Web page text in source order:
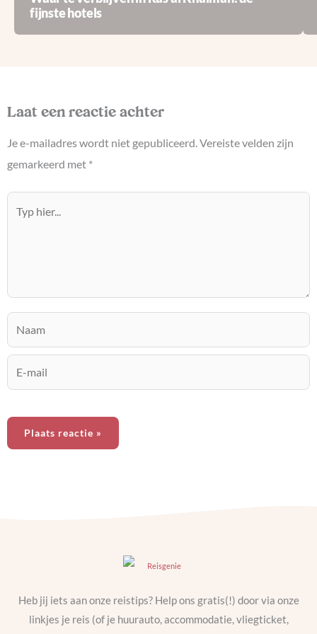
fijnste hotels
Laat een reactie achter
Je e-mailadres wordt niet gepubliceerd. Vereiste velden zijn
gemarkeerd met *
hier...
mail
Heb jij iets aan onze reistips? Help ons gratis(!) door via onze
linkjes je reis (of je huurauto, accommodatie, vliegticket,